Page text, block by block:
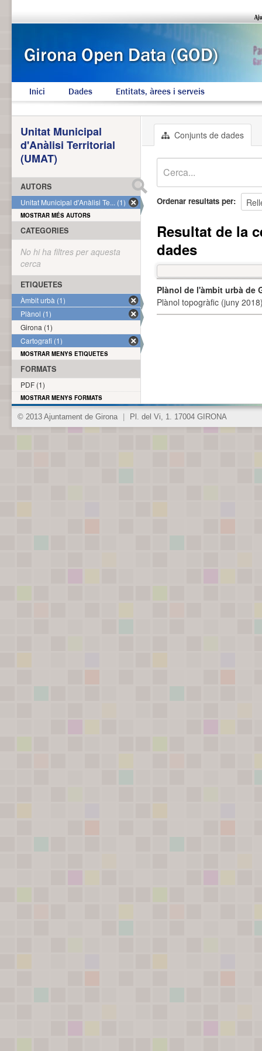
Inici Dades Entitats, àrees i serveis
Conjunts de dades
Ordenar resultats per
Resultat de la
dades
Plànol de l'àmbit urbà de
Plànol topogràfic (juny
Unitat Municipal
d'Anàlisi Territorial
(UMAT)
AUTORS
Unitat Municipal d'Anàlisi Te... (1)
MOSTRAR MÉS AUTORS
CATEGORIES
No hi ha filtres per aquesta
cerca
ETIQUETES
Àmbit urbà (1)
Plànol (1)
Girona (1)
Cartografi (1)
MOSTRAR MENYS ETIQUETES
FORMATS
PDF (1)
MOSTRAR MENYS FORMATS
© 2013 Ajuntament de Girona Pl. del Vi, 1. 17004 GIRONA